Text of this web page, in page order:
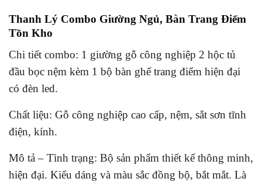
Thanh Lý Combo Giường Ngủ, Bàn Trang Điểm
Tồn Kho
Chi tiết combo: 1 giường gỗ công nghiệp 2 hộc tủ
đầu bọc nệm kèm 1 bộ bàn ghế trang điểm hiện đại
có đèn led.
Chất liệu: Gỗ công nghiệp cao cấp, nệm, sắt sơn tĩnh
điện, kính.
Mô tả – Tình trạng: Bộ sản phẩm thiết kế thông minh,
hiện đại. Kiểu dáng và màu sắc đồng bộ, bắt mắt. Là